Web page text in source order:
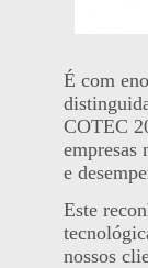
É com
COTEC
empresas
e
Este
nossos